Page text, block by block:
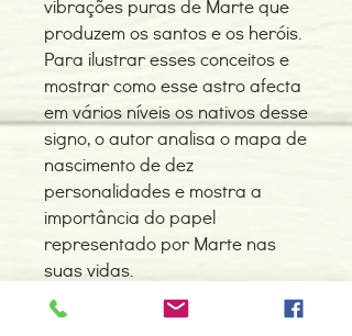
vibrações puras de Marte que
produzem os santos e os heróis.
Para ilustrar esses conceitos e
mostrar como esse astro afecta
em vários níveis os nativos desse
signo, o autor analisa o mapa de
nascimento de dez
personalidades e mostra a
importância do papel
representado por Marte nas
suas vidas.
MARTE - O SENHOR DA GUERRA
integra uma trilogia que se